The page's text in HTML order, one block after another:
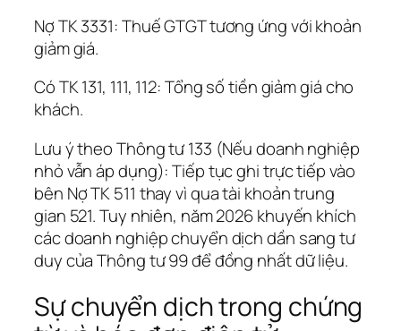
Nợ TK 3331: Thuế GTGT tương ứng với khoản
giảm giá.
Có TK 131, 111, 112: Tổng số tiền giảm giá cho
khách.
Lưu ý theo Thông tư 133 (Nếu doanh nghiệp
nhỏ vẫn áp dụng): Tiếp tục ghi trực tiếp vào
bên Nợ TK 511 thay vì qua tài khoản trung
gian 521. Tuy nhiên, năm 2026 khuyến khích
các doanh nghiệp chuyển dịch dần sang tư
duy của Thông tư 99 để đồng nhất dữ liệu.
Sự chuyển dịch trong chứng